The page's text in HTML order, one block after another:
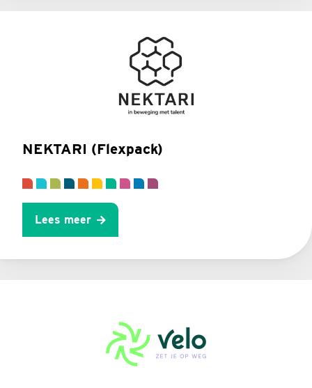
NEKTARI (Flexpack)
Lees meer